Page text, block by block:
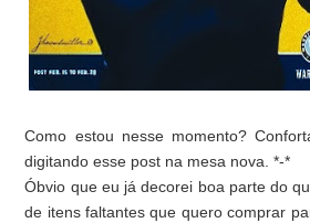
Como estou nesse momento?
digitando esse post na mesa nova. *-*
Óbvio que eu já decorei boa parte do
de itens faltantes que quero comprar